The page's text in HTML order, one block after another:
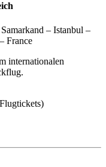
internationalen